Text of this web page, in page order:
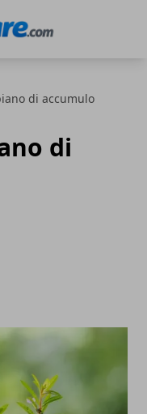
di accumulo
di